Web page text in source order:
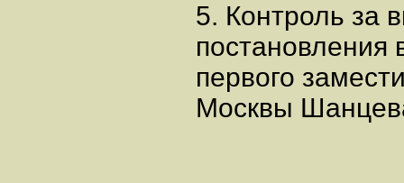
5. Контроль за
постановления
первого
Москвы